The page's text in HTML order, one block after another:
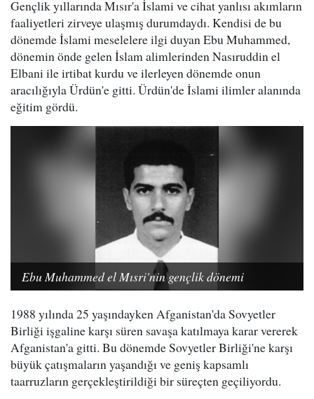
Gençlik yıllarında Mısır'a İslami ve cihat yanlısı akımların
faaliyetleri zirveye ulaşmış durumdaydı. Kendisi de bu
dönemde İslami meselelere ilgi duyan Ebu Muhammed,
dönemin önde gelen İslam alimlerinden Nasıruddin el
Elbani ile irtibat kurdu ve ilerleyen dönemde onun
aracılığıyla Ürdün'e gitti. Ürdün'de İslami ilimler alanında
eğitim gördü.
Ebu Muhammed el Mısri'nin gençlik dönemi
1988 yılında 25 yaşındayken Afganistan'da Sovyetler
Birliği işgaline karşı süren savaşa katılmaya karar vererek
Afganistan'a gitti. Bu dönemde Sovyetler Birliği'ne karşı
büyük çatışmaların yaşandığı ve geniş kapsamlı
taarruzların gerçekleştirildiği bir süreçten geçiliyordu.